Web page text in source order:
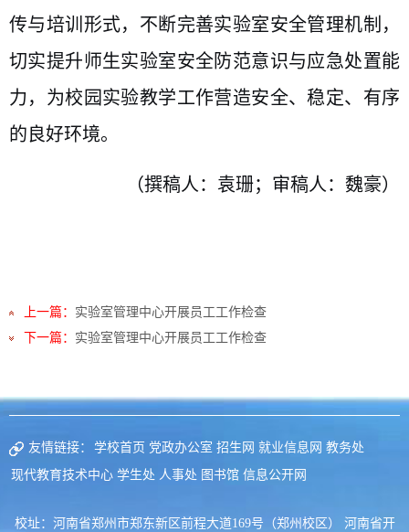
传与培训形式，不断完善实验室安全管理机制，
切实提升师生实验室安全防范意识与应急处置能
力，为校园实验教学工作营造安全、稳定、有序
的良好环境。
（撰稿人：袁珊；审稿人：魏豪）
上一篇： 实验室管理中心开展员工工作检查
下一篇： 实验室管理中心开展员工工作检查
友情链接： 学校首页 党政办公室 招生网 就业信息网 教务处
现代教育技术中心 学生处 人事处 图书馆 信息公开网
校址：河南省郑州市郑东新区前程大道169号（郑州校区） 河南省开